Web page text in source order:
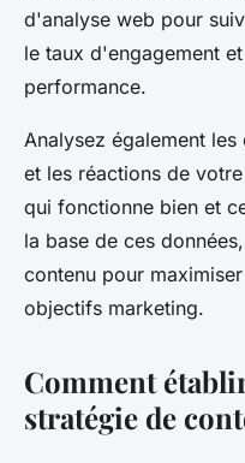
d'analyse web pour
le taux d'engagement
performance.
Analysez également
et les réactions de
qui fonctionne bien et
la base de ces
contenu pour
objectifs marketing.
Comment
stratégie de